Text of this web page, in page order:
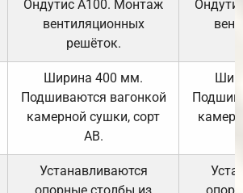
Ондутис А100. Монтаж
вентиляционных
решёток.
Ширина 400 мм.
Подшиваются вагонкой
камерной сушки, сорт
АВ.
Устанавливаются